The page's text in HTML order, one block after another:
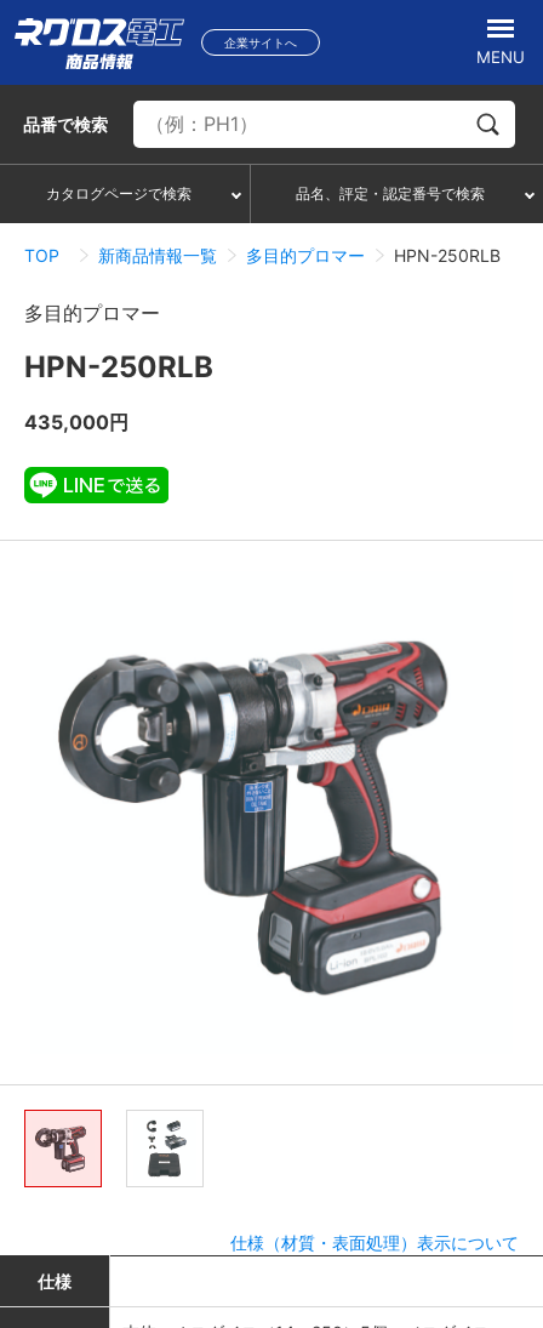
企業サイトへ
MENU
品番で検索
カタログページで検索 品名、評定・認定番号で検索
TOP 新商品情報一覧 多目的プロマー HPN-250RLB
多目的プロマー
HPN-250RLB
435,000円
仕様（材質・表面処理）表示について
仕様